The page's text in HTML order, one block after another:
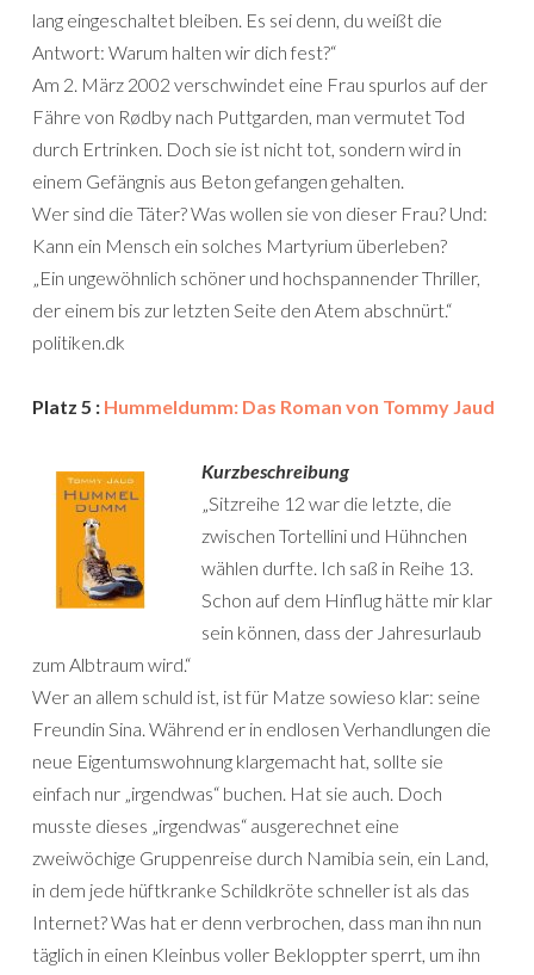
lang eingeschaltet bleiben. Es sei denn, du weißt die
Antwort: Warum halten wir dich fest?“
Am 2. März 2002 verschwindet eine Frau spurlos auf der
Fähre von Rødby nach Puttgarden, man vermutet Tod
durch Ertrinken. Doch sie ist nicht tot, sondern wird in
einem Gefängnis aus Beton gefangen gehalten.
Wer sind die Täter? Was wollen sie von dieser Frau? Und:
Kann ein Mensch ein solches Martyrium überleben?
„Ein ungewöhnlich schöner und hochspannender Thriller,
der einem bis zur letzten Seite den Atem abschnürt.“
politiken.dk
Platz 5 : Hummeldumm: Das Roman von Tommy Jaud
Kurzbeschreibung
„Sitzreihe 12 war die letzte, die
zwischen Tortellini und Hühnchen
wählen durfte. Ich saß in Reihe 13.
Schon auf dem Hinflug hätte mir klar
sein können, dass der Jahresurlaub
zum Albtraum wird.“
Wer an allem schuld ist, ist für Matze sowieso klar: seine
Freundin Sina. Während er in endlosen Verhandlungen die
neue Eigentumswohnung klargemacht hat, sollte sie
einfach nur „irgendwas“ buchen. Hat sie auch. Doch
musste dieses „irgendwas“ ausgerechnet eine
zweiwöchige Gruppenreise durch Namibia sein, ein Land,
in dem jede hüftkranke Schildkröte schneller ist als das
Internet? Was hat er denn verbrochen, dass man ihn nun
täglich in einen Kleinbus voller Bekloppter sperrt, um ihn